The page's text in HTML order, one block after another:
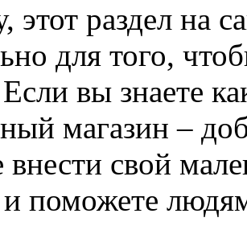
этот раздел на
для того,
вы знаете
магазин –
свой
и поможете